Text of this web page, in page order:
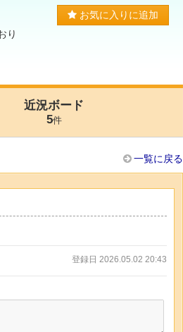
り
お気に入りに追加
近況ボード
5件
一覧に戻る
登録日 2026.05.02 20:43